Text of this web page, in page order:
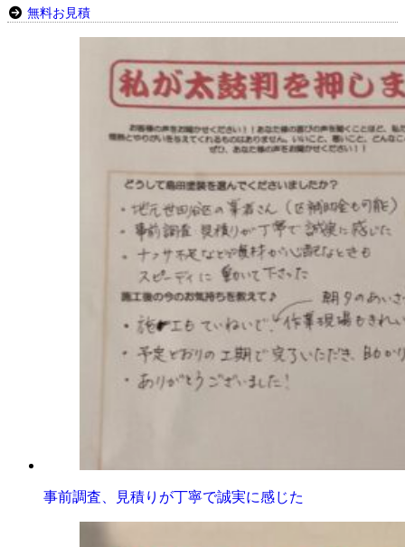
無料お見積
事前調査、見積りが丁寧で誠実に感じた